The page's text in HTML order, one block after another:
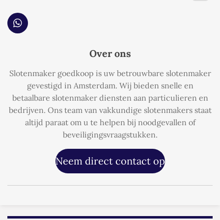
W
h
A
Over ons
Slotenmaker goedkoop is uw betrouwbare slotenmaker
gevestigd in Amsterdam. Wij bieden snelle en
betaalbare slotenmaker diensten aan particulieren en
bedrijven. Ons team van vakkundige slotenmakers staat
altijd paraat om u te helpen bij noodgevallen of
beveiligingsvraagstukken.
Neem direct contact op